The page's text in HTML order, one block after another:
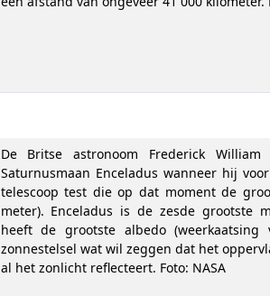
De Britse astronoom Frederick
Saturnusmaan Enceladus wanneer hij
telescoop test die op dat moment de
meter). Enceladus is de zesde grootste
heeft de grootste albedo
zonnestelsel wat wil zeggen dat het
al het zonlicht reflecteert. Foto: NASA